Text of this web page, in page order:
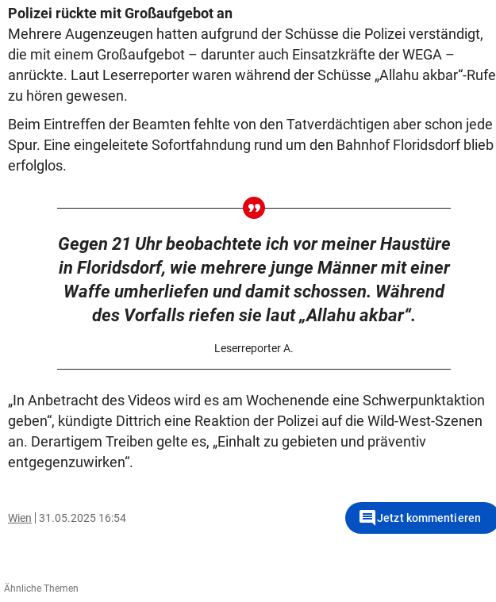
Polizei rückte mit Großaufgebot an
Mehrere Augenzeugen hatten aufgrund der Schüsse die Polizei verständigt,
die mit einem Großaufgebot – darunter auch Einsatzkräfte der WEGA –
anrückte. Laut Leserreporter waren während der Schüsse „Allahu akbar“-Rufe
zu hören gewesen.
Beim Eintreffen der Beamten fehlte von den Tatverdächtigen aber schon jede
Spur. Eine eingeleitete Sofortfahndung rund um den Bahnhof Floridsdorf blieb
erfolglos.
Gegen 21 Uhr beobachtete ich vor meiner Haustüre
in Floridsdorf, wie mehrere junge Männer mit einer
Waffe umherliefen und damit schossen. Während
des Vorfalls riefen sie laut „Allahu akbar“.
Leserreporter A.
„In Anbetracht des Videos wird es am Wochenende eine Schwerpunktaktion
geben“, kündigte Dittrich eine Reaktion der Polizei auf die Wild-West-Szenen
an. Derartigem Treiben gelte es, „Einhalt zu gebieten und präventiv
entgegenzuwirken“.
Wien 31.05.2025 16:54 commentJetzt kommentieren
Ähnliche Themen